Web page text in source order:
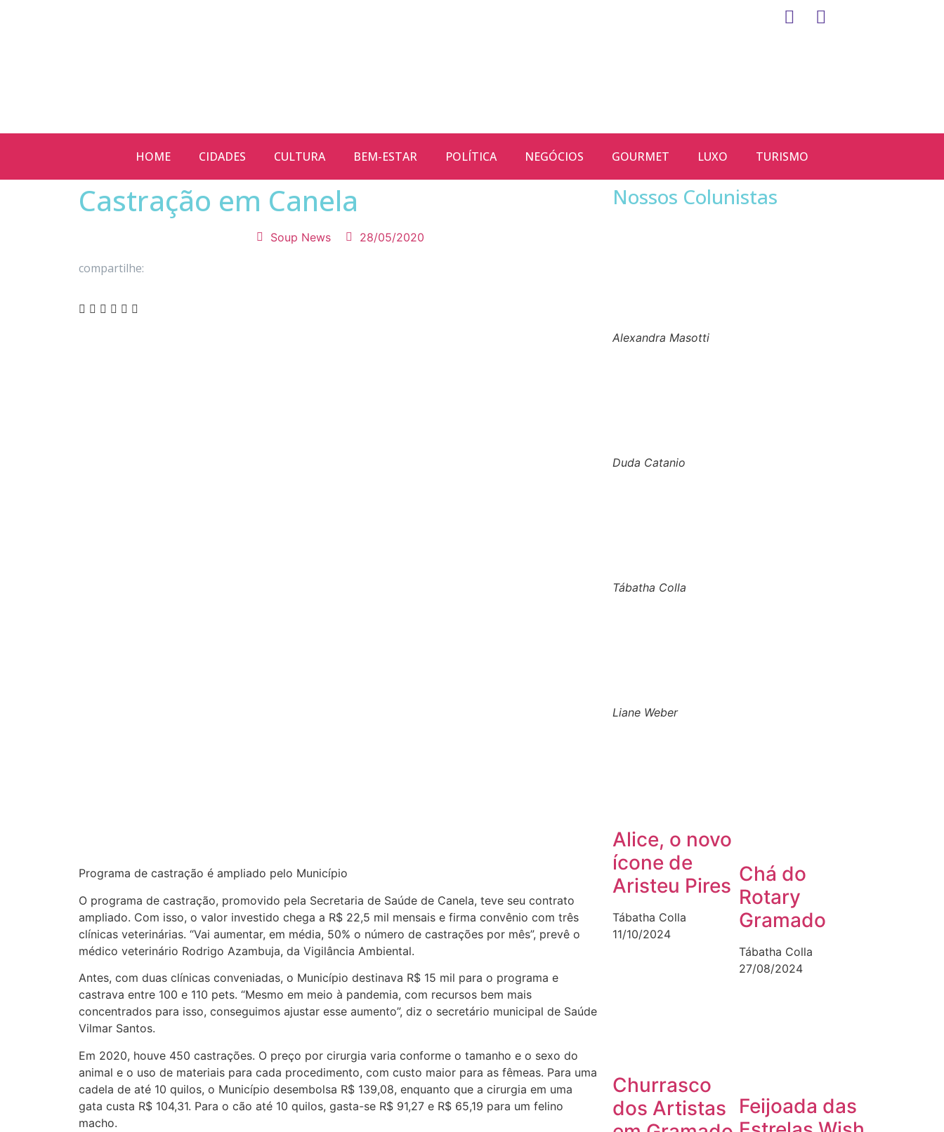
HOME CIDADES CULTURA BEM-ESTAR POLÍTICA NEGÓCIOS GOURMET LUXO TURISMO
Castração em Canela
Soup News 28/05/2020
compartilhe:
Programa de castração é ampliado pelo Município
O programa de castração, promovido pela Secretaria de Saúde de Canela, teve seu contrato
ampliado. Com isso, o valor investido chega a R$ 22,5 mil mensais e firma convênio com três
clínicas veterinárias. “Vai aumentar, em média, 50% o número de castrações por mês”, prevê o
médico veterinário Rodrigo Azambuja, da Vigilância Ambiental.
Antes, com duas clínicas conveniadas, o Município destinava R$ 15 mil para o programa e
castrava entre 100 e 110 pets. “Mesmo em meio à pandemia, com recursos bem mais
concentrados para isso, conseguimos ajustar esse aumento”, diz o secretário municipal de Saúde
Vilmar Santos.
Em 2020, houve 450 castrações. O preço por cirurgia varia conforme o tamanho e o sexo do
animal e o uso de materiais para cada procedimento, com custo maior para as fêmeas. Para uma
cadela de até 10 quilos, o Município desembolsa R$ 139,08, enquanto que a cirurgia em uma
gata custa R$ 104,31. Para o cão até 10 quilos, gasta-se R$ 91,27 e R$ 65,19 para um felino
macho.
Nossos Colunistas
Alexandra Masotti
Duda Catanio
Tábatha Colla
Liane Weber
Alice, o novo
ícone de
Aristeu Pires
Tábatha Colla
11/10/2024
Chá do
Rotary
Gramado
Tábatha Colla
27/08/2024
Churrasco
dos Artistas
Feijoada das